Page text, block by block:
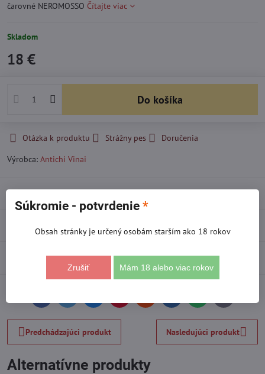
čarovné NEROMOSSO Čítajte viac
Skladom
18 €
Do košíka
Otázka k produktu Strážny pes
Doručenia
Výrobca: Antichi Vinai
Popis
Recenzie
0
mail
Predchádzajúci produkt Nasledujúci produkt
Alternatívne produkty
Súkromie - potvrdenie *
Obsah stránky je určený osobám starším ako 18 rokov
Zrušiť Mám 18 alebo viac rokov